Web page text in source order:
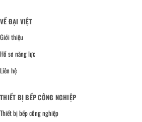
VỀ ĐẠI VIỆT
Giới thiệu
Hồ sơ năng lực
Liên hệ
THIẾT BỊ BẾP CÔNG NGHIỆP
Thiết bị bếp công nghiệp